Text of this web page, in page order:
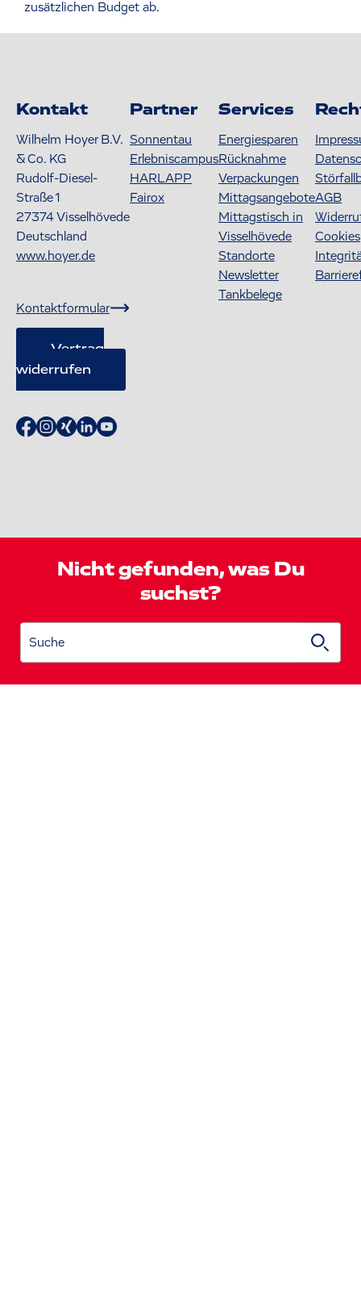
zusätzlichen Budget ab.
Kontakt
Wilhelm Hoyer B.V.
& Co. KG
Rudolf-Diesel-
Straße 1
27374Visselhövede
Deutschland
www.hoyer.de
Kontaktformular
Vertrag
widerrufen
Partner
Sonnentau
Erlebniscampus
HARLAPP
Fairox
Services
Energiesparen
Rücknahme
Verpackungen
Mittagsangebote
Mittagstisch in
Visselhövede
Standorte
Newsletter
Tankbelege
AGB
Cookies
Nicht gefunden, was Du
suchst?
Suche